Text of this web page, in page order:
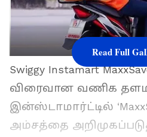
Swiggy Instamart
விரைவான வணிக
இன்ஸ்டாமார்ட்டில்
அம்சத்தை
Read Full